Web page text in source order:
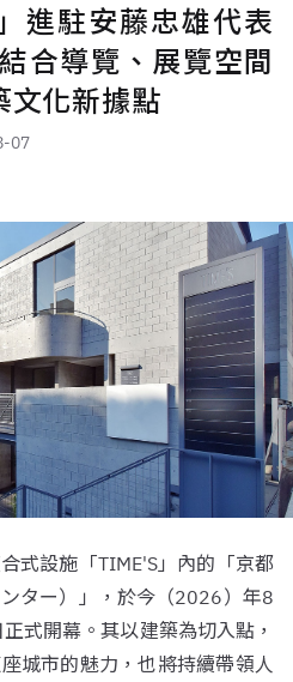
進駐安藤忠雄代表
合導覽、展覽空間
文化新據點
07
式設施「TIME'S」內的「京都
ター）」，於今（2026）年8
式開幕。其以建築為切入點，
城市的魅力，也將持續帶領人